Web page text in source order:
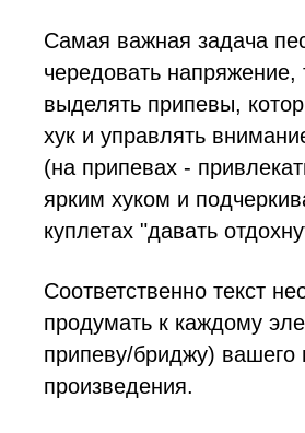
Самая важная задача
чередовать напряжение,
выделять припевы,
хук и управлять
(на припевах -
ярким хуком и
куплетах "давать
Соответственно текст
продумать к каждому
припеву/бриджу) вашего
произведения.